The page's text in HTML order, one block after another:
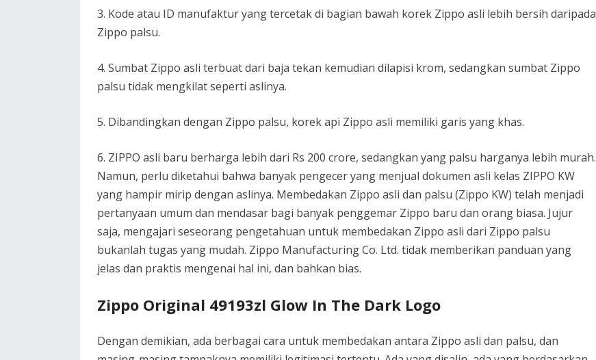
3. Kode atau ID manufaktur yang tercetak di bagian bawah korek Zippo asli lebih bersih daripada
Zippo palsu.
4. Sumbat Zippo asli terbuat dari baja tekan kemudian dilapisi krom, sedangkan sumbat Zippo
palsu tidak mengkilat seperti aslinya.
5. Dibandingkan dengan Zippo palsu, korek api Zippo asli memiliki garis yang khas.
6. ZIPPO asli baru berharga lebih dari Rs 200 crore, sedangkan yang palsu harganya lebih murah.
Namun, perlu diketahui bahwa banyak pengecer yang menjual dokumen asli kelas ZIPPO KW
yang hampir mirip dengan aslinya. Membedakan Zippo asli dan palsu (Zippo KW) telah menjadi
pertanyaan umum dan mendasar bagi banyak penggemar Zippo baru dan orang biasa. Jujur
saja, mengajari seseorang pengetahuan untuk membedakan Zippo asli dari Zippo palsu
bukanlah tugas yang mudah. Zippo Manufacturing Co. Ltd. tidak memberikan panduan yang
jelas dan praktis mengenai hal ini, dan bahkan bias.
Zippo Original 49193zl Glow In The Dark Logo
Dengan demikian, ada berbagai cara untuk membedakan antara Zippo asli dan palsu, dan